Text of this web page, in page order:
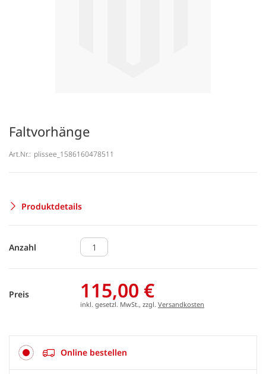
Faltvorhänge
Art.Nr.: plissee_1586160478511
Produktdetails
Anzahl
Preis 115,00 €
inkl. gesetzl. MwSt., zzgl. Versandkosten
Online bestellen